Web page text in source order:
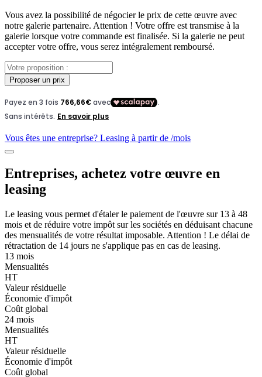
Vous avez la possibilité de négocier le prix de cette œuvre avec
notre galerie partenaire. Attention ! Votre offre est transmise à la
galerie lorsque votre commande est finalisée. Si la galerie ne peut
accepter votre offre, vous serez intégralement remboursé.
Proposer un prix
Vous êtes une entreprise? Leasing à partir de /mois
Entreprises, achetez votre œuvre en
leasing
Le leasing vous permet d'étaler le paiement de l'œuvre sur 13 à 48
mois et de réduire votre impôt sur les sociétés en déduisant chacune
des mensualités de votre résultat imposable. Attention ! Le délai de
rétractation de 14 jours ne s'applique pas en cas de leasing.
13 mois
Mensualités
HT
Valeur résiduelle
Économie d'impôt
Coût global
24 mois
Mensualités
HT
Valeur résiduelle
Économie d'impôt
Coût global